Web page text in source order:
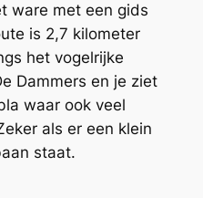
ware met een gids
is 2,7 kilometer
het vogelrijke
Dammers en je ziet
waar ook veel
als er een klein
staat.